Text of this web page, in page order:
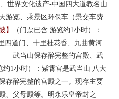
世界文化遗产-中国四大道教名山
游览、乘景区环保车（景交车费
】
（门票已含 游览约1小时）：
四道门、十里桂花香、九曲黄河
武当山保存醉完整的宫殿、武
约1小时）：紫霄宫是武当山 八大
存醉完整的宫殿之一。现存主要
、父母殿等。明永乐皇帝封之